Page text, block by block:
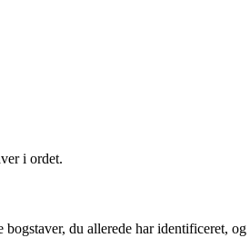
i ordet.
du allerede har identificeret, og